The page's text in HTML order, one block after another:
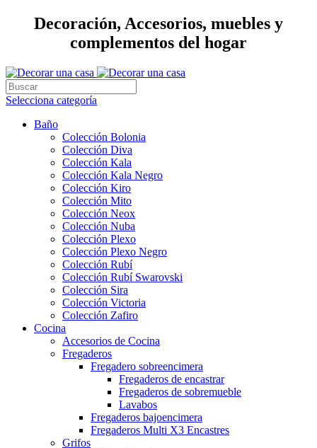
Decoración, Accesorios, muebles y
complementos del hogar
Selecciona categoría
Baño
Colección Bolonia
Colección Diva
Colección Kala
Colección Kala Negro
Colección Kiro
Colección Mito
Colección Neox
Colección Nuba
Colección Plexo
Colección Plexo Negro
Colección Rubí
Colección Rubí Swarovski
Colección Sira
Colección Victoria
Colección Zafiro
Cocina
Accesorios de Cocina
Fregaderos
Fregadero sobreencimera
Fregaderos de encastrar
Fregaderos de sobremueble
Lavabos
Fregaderos bajoencimera
Fregaderos Multi X3 Encastres
Grifos